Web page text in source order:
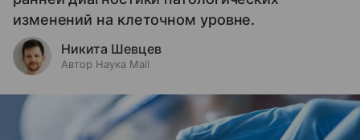
изменений на клеточном уровне.
Никита Шевцев
Автор Наука Mail